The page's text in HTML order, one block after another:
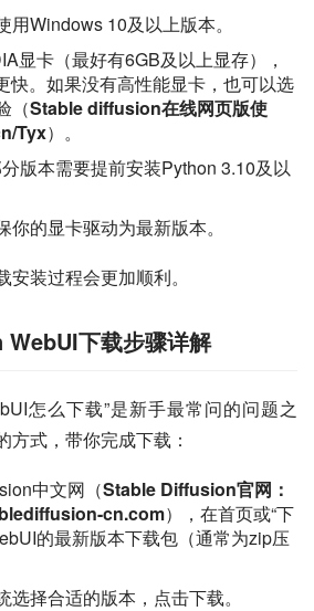
用Windows 10及以上版本。
显卡（最好有6GB及以上显存），
快。如果没有高性能显卡，也可以选
（Stable diffusion在线网页版使
Tyx）。
版本需要提前安装Python 3.10及以
你的显卡驱动为最新版本。
装过程会更加顺利。
下载步骤详解
怎么下载”是新手最常问的问题之
式，带你完成下载：
中文网（Stable Diffusion官网：
cn.com），在首页或“下
的最新版本下载包（通常为zip压
选择合适的版本，点击下载。